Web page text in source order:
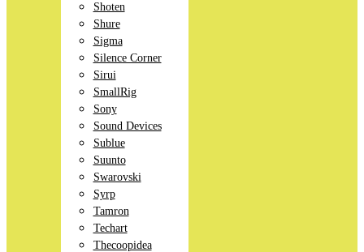
Shoten
Shure
Sigma
Silence Corner
Sirui
SmallRig
Sony
Sound Devices
Sublue
Suunto
Swarovski
Syrp
Tamron
Techart
Thecoopidea